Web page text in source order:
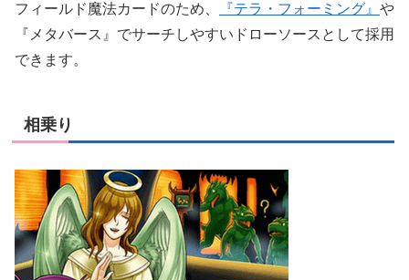
フィールド魔法カードのため、 『テラ・フォーミング』 や
『メタバース』でサーチしやすいドローソースとして採用
できます。
相乗り